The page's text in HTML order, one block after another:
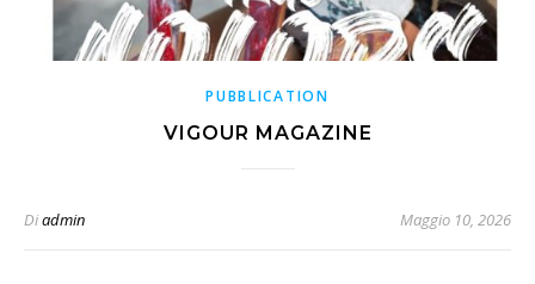
PUBBLICATION
VIGOUR MAGAZINE
Diadmin Maggio 10, 2026